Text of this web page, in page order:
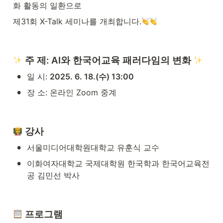
화 활동의 일환으로
제31회 X-Talk 세미나를 개최합니다.
주 제: AI와 한국어교육 패러다임의 변화
• 일 시: 2025. 6. 18.(수) 13:00
• 장 소: 온라인 Zoom 중계
강사
• 서울미디어대학원대학교 유훈식 교수
•
이화여자대학교 국제대학원 한국학과 한국어교육전
공 김민선 박사
프로그램